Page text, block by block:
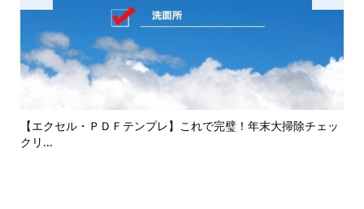
【エクセル・ＰＤＦテンプレ】これで完璧！年末大掃除チェッ
クリ...